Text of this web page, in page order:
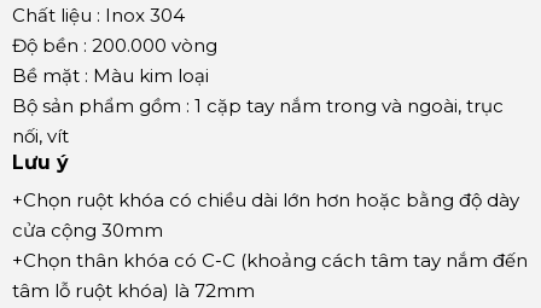
Chất liệu : Inox 304
Độ bền : 200.000 vòng
Bề mặt : Màu kim loại
Bộ sản phẩm gồm : 1 cặp tay nắm trong và ngoài, trục
nối, vít
Lưu ý
+Chọn ruột khóa có chiều dài lớn hơn hoặc bằng độ dày
cửa cộng 30mm
+Chọn thân khóa có C-C (khoảng cách tâm tay nắm đến
tâm lỗ ruột khóa) là 72mm